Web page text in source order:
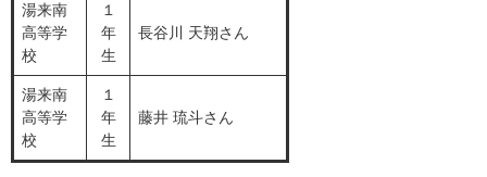
湯来南
高等学
校
１
年
生
長谷川 天翔さん
湯来南
高等学
校
１
年
生
藤井 琉斗さん